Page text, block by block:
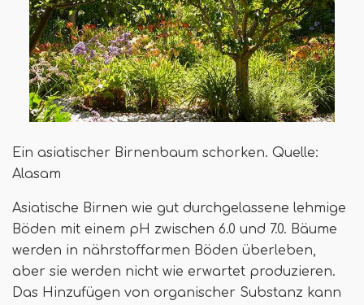
Ein asiatischer Birnenbaum schorken. Quelle:
Alasam
Asiatische Birnen wie gut durchgelassene lehmige
Böden mit einem pH zwischen 6.0 und 7.0. Bäume
werden in nährstoffarmen Böden überleben,
aber sie werden nicht wie erwartet produzieren.
Das Hinzufügen von organischer Substanz kann